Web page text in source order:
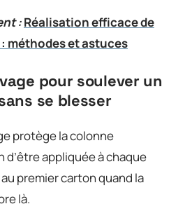
:Réalisation efficace de
méthodes et astuces
pour soulever un
se blesser
protège la colonne
appliquée à chaque
premier carton quand la
là.